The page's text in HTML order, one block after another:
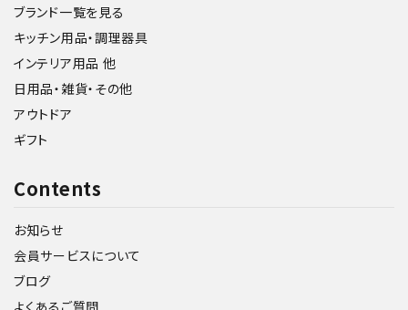
ブランド一覧を見る
キッチン用品・調理器具
インテリア用品 他
日用品・雑貨・その他
アウトドア
ギフト
Contents
お知らせ
会員サービスについて
ブログ